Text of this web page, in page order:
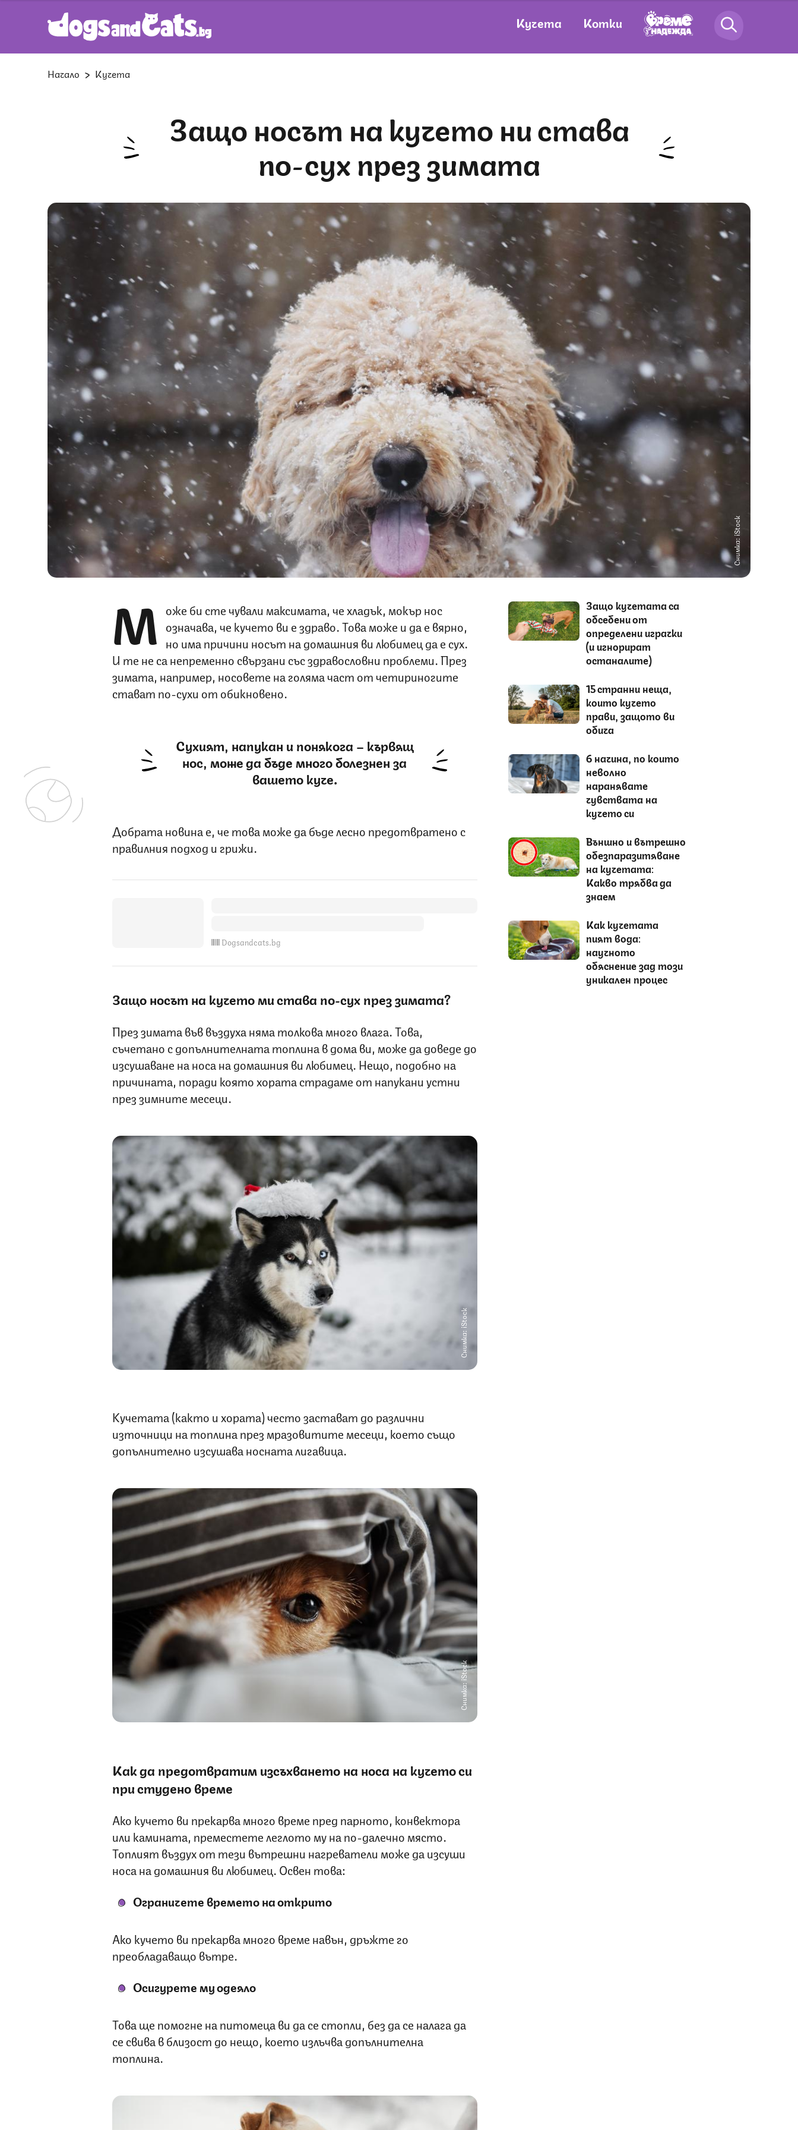
Кучета Котки
Начало Кучета
Защо носът на кучето ни става
по-сух през зимата
Снимка: iStock
М оже би сте чували максимата, че хладък, мокър нос
означава, че кучето ви е здраво. Това може и да е вярно,
но има причини носът на домашния ви любимец да е сух.
И те не са непременно свързани със здравословни проблеми. През
зимата, например, носовете на голяма част от четириногите
стават по-сухи от обикновено.
Сухият, напукан и понякога – кървящ
нос, може да бъде много болезнен за
вашето куче.
Добрата новина е, че това може да бъде лесно предотвратено с
правилния подход и грижи.
Dogsandcats.bg
Защо носът на кучето ми става по-сух през зимата?
През зимата във въздуха няма толкова много влага. Това,
съчетано с допълнителната топлина в дома ви, може да доведе до
изсушаване на носа на домашния ви любимец. Нещо, подобно на
причината, поради която хората страдаме от напукани устни
през зимните месеци.
Снимка: iStock
Кучетата (както и хората) често застават до различни
източници на топлина през мразовитите месеци, което също
допълнително изсушава носната лигавица.
Снимка: iStock
Как да предотвратим изсъхването на носа на кучето си
при студено време
Ако кучето ви прекарва много време пред парното, конвектора
или камината, преместете леглото му на по-далечно място.
Топлият въздух от тези вътрешни нагреватели може да изсуши
носа на домашния ви любимец. Освен това:
Ограничете времето на открито
Ако кучето ви прекарва много време навън, дръжте го
преобладаващо вътре.
Осигурете му одеяло
Това ще помогне на питомеца ви да се стопли, без да се налага да
се свива в близост до нещо, което излъчва допълнителна
топлина.
Защо кучетата са
обсебени от
определени играчки
(и игнорират
останалите)
15 странни неща,
които кучето
прави, защото ви
обича
6 начина, по които
неволно
наранявате
чувствата на
кучето си
Външно и вътрешно
обезпаразитяване
на кучетата:
Какво трябва да
знаем
Как кучетата
пият вода:
научното
обяснение зад този
уникален процес